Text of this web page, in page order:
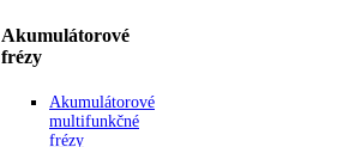
Akumulátorové
frézy
Akumulátorové
multifunkčné
frézy